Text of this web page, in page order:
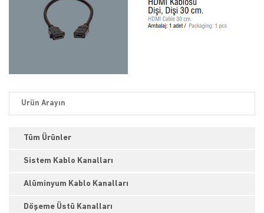
Tüm Ürünler
Sistem Kablo Kanalları
Alüminyum Kablo Kanalları
Döşeme Üstü Kanalları